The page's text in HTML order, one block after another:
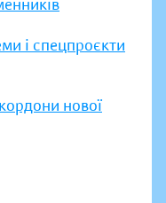
і спецпроєкти
нової